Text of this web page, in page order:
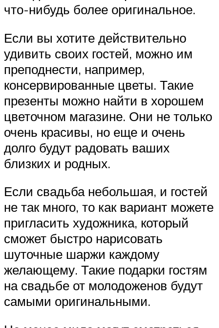
что-нибудь более оригинальное.
Если вы хотите действительно
удивить своих гостей, можно им
преподнести, например,
консервированные цветы. Такие
презенты можно найти в хорошем
цветочном магазине. Они не только
очень красивы, но еще и очень
долго будут радовать ваших
близких и родных.
Если свадьба небольшая, и гостей
не так много, то как вариант можете
пригласить художника, который
сможет быстро нарисовать
шуточные шаржи каждому
желающему. Такие подарки гостям
на свадьбе от молодоженов будут
самыми оригинальными.